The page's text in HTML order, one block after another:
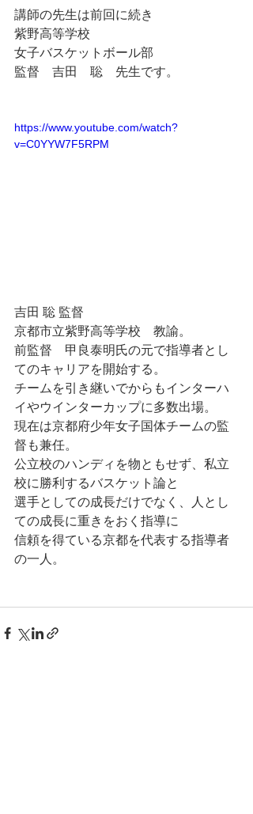
講師の先生は前回に続き
紫野高等学校
女子バスケットボール部
監督　吉田　聡　先生です。
https://www.youtube.com/watch?
v=C0YYW7F5RPM
吉田 聡 監督
京都市立紫野高等学校　教諭。
前監督　甲良泰明氏の元で指導者とし
てのキャリアを開始する。
チームを引き継いでからもインターハ
イやウインターカップに多数出場。
現在は京都府少年女子国体チームの監
督も兼任。
公立校のハンディを物ともせず、私立
校に勝利するバスケット論と
選手としての成長だけでなく、人とし
ての成長に重きをおく指導に
信頼を得ている京都を代表する指導者
の一人。